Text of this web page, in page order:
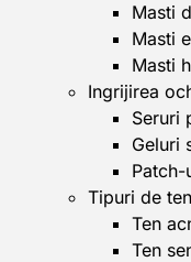
Masti
Masti
Masti
Ingrijirea
Seruri
Geluri
Tipuri de ten
Ten
Ten